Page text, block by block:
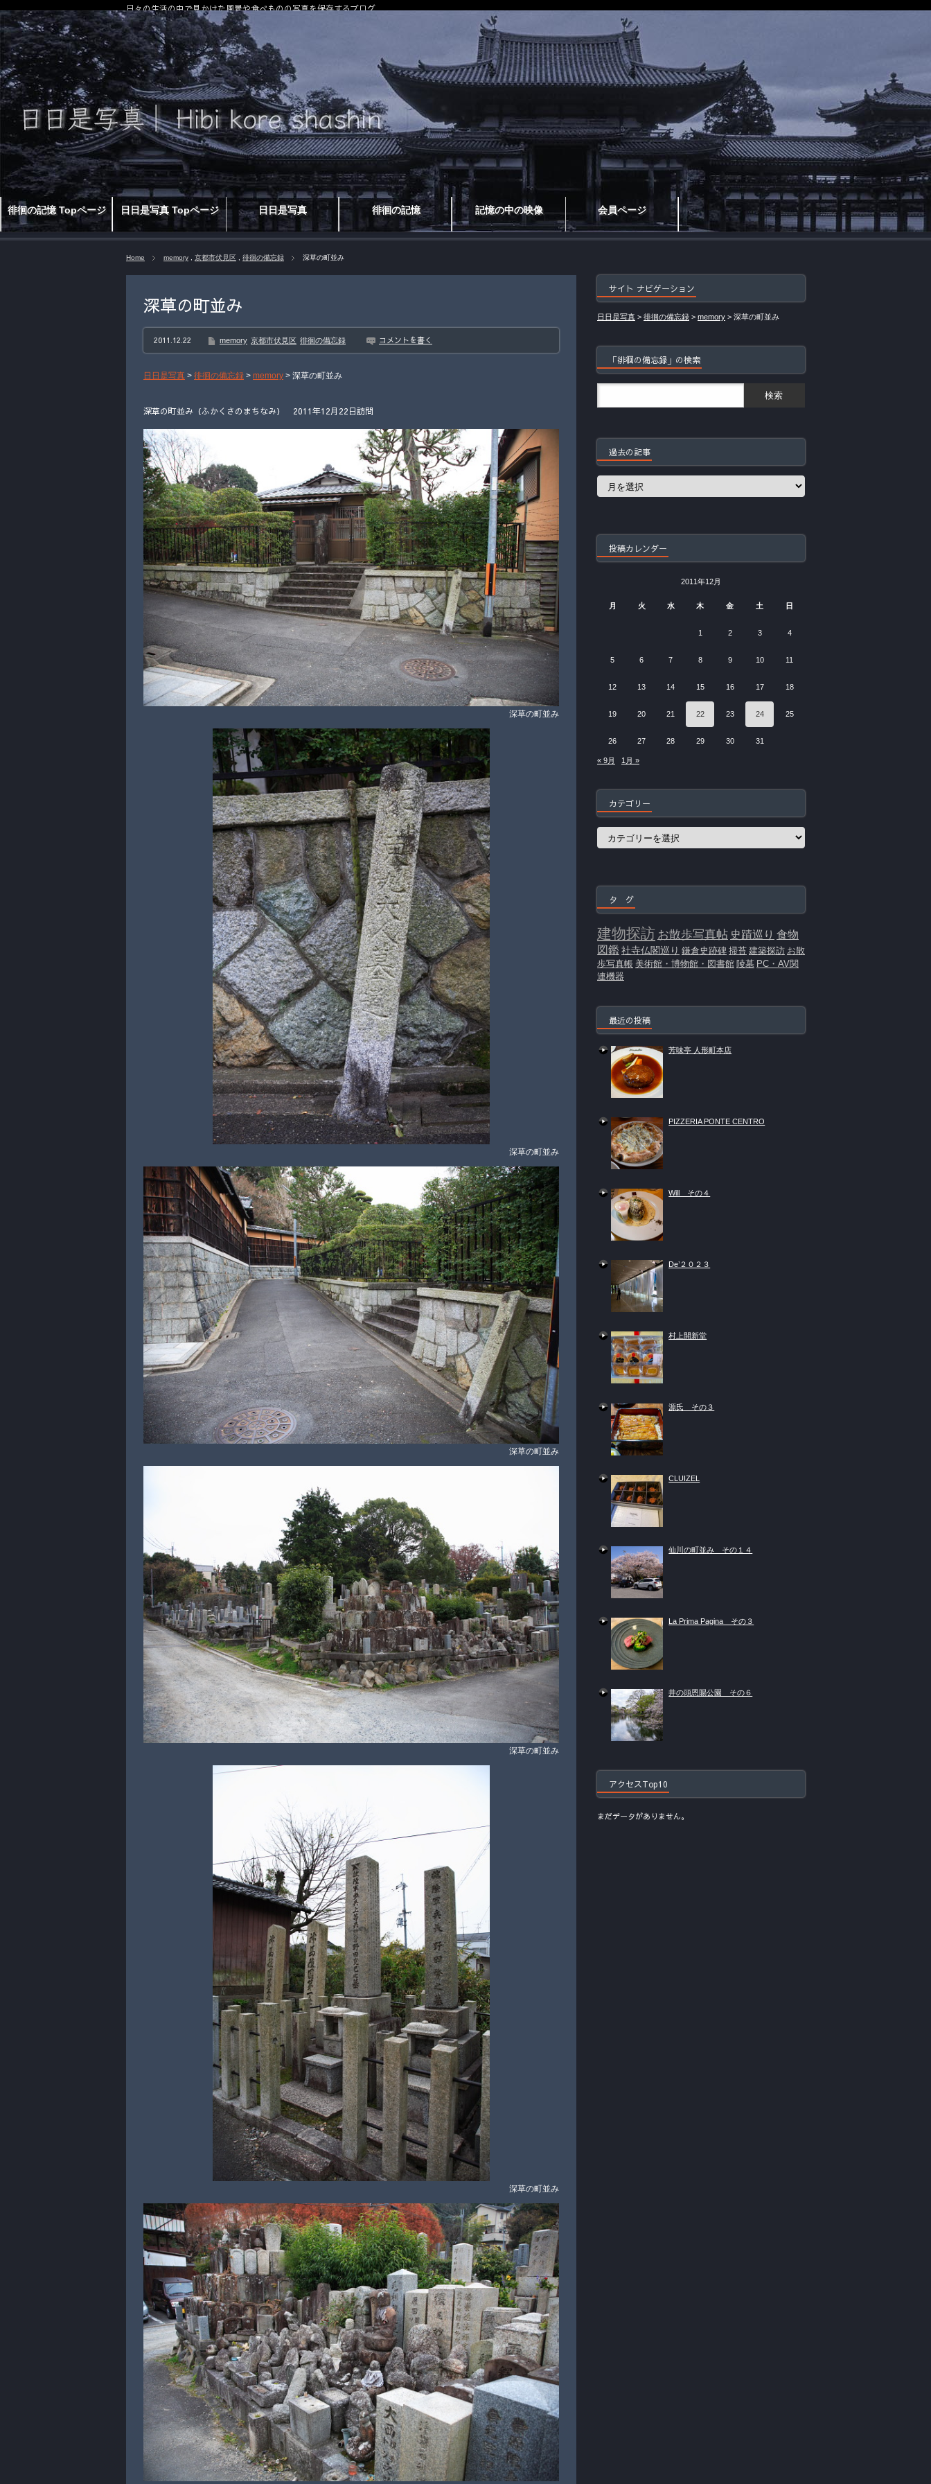
徘徊の記憶 Topページ 日日是写真 Topページ 日日是写真 徘徊の記憶 記憶の中の映像 会員ページ
日々の生活の中で見かけた風景や食べものの写真を保存するブログ
Home memory 京都市伏見区 徘徊の備忘録 深草の町並み
深草の町並み
2011.12.22 memory 京都市伏見区 徘徊の備忘録 コメントを書く
日日是写真 > 徘徊の備忘録 > memory > 深草の町並み
深草の町並み（ふかくさのまちなみ） 2011年12月22日訪問
深草の町並み
深草の町並み
深草の町並み
深草の町並み
深草の町並み
サイト ナビゲーション
日日是写真 > 徘徊の備忘録 > memory > 深草の町並み
「徘徊の備忘録」の検索
過去の記事
過
投稿カレンダー
2011年12月
月 火 水 木 金 土 日
1 2 3 4
5 6 7 8 9 10 11
12 13 14 15 16 17 18
19 20 21 22 23 24 25
26 27 28 29 30 31
« 9月 1月 »
カテゴリー
カ
タ グ
建物探訪 お散歩写真帖 史蹟巡り 食物
図鑑社寺仏閣巡り 鎌倉史跡碑 掃苔 建築探訪 お散
歩写真帳 美術館・博物館・図書館 陵墓 PC・AV関
連機器
最近の投稿
芳味亭 人形町本店
PIZZERIA PONTE CENTRO
Will その４
De’２０２３
村上開新堂
源氏 その３
CLUIZEL
仙川の町並み その１４
La Prima Pagina その３
井の頭恩賜公園 その６
アクセスTop10
まだデータがありません。